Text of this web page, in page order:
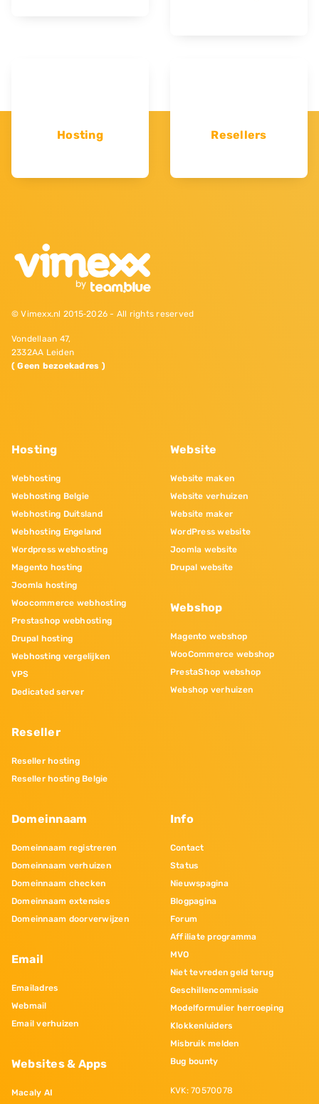
Hosting Resellers
© Vimexx.nl 2015‐2026 - All rights reserved
Vondellaan 47,
2332AA Leiden
( Geen bezoekadres )
Hosting
Webhosting
Webhosting Belgie
Webhosting Duitsland
Webhosting Engeland
Wordpress webhosting
Magento hosting
Joomla hosting
Woocommerce webhosting
Prestashop webhosting
Drupal hosting
Webhosting vergelijken
VPS
Dedicated server
Reseller
Reseller hosting
Reseller hosting Belgie
Website
Website maken
Website verhuizen
Website maker
WordPress website
Joomla website
Drupal website
Webshop
Magento webshop
WooCommerce webshop
PrestaShop webshop
Webshop verhuizen
Domeinnaam
Domeinnaam registreren
Domeinnaam verhuizen
Domeinnaam checken
Domeinnaam extensies
Domeinnaam doorverwijzen
Email
Emailadres
Webmail
Email verhuizen
Websites & Apps
Macaly AI
Info
Contact
Status
Nieuwspagina
Blogpagina
Forum
Affiliate programma
MVO
Niet tevreden geld terug
Geschillencommissie
Modelformulier herroeping
Klokkenluiders
Misbruik melden
Bug bounty
KVK: 70570078